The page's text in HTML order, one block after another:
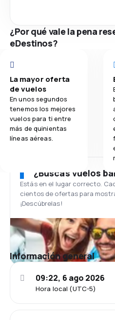
¿Por qué vale la pena
eDestinos?
La mayor oferta
de vuelos
En unos segundos
tenemos los mejores
vuelos para ti entre
más de quinientas
líneas aéreas.
¿Buscas vuelos
Estás en el lugar correcto.
cientos de ofertas para
¡Descúbrelas!
Información general
Hora local (UTC-5)
09:22, 6 ago 2026